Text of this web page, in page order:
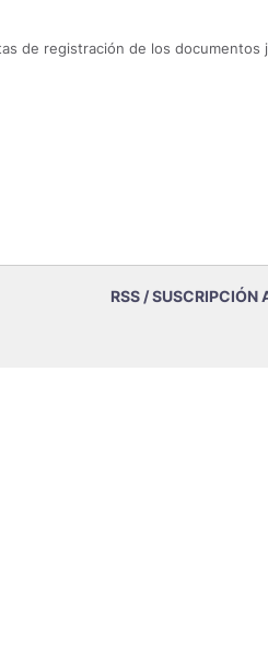
de registración de los documentos
RSS / SUSCRIPCIÓN